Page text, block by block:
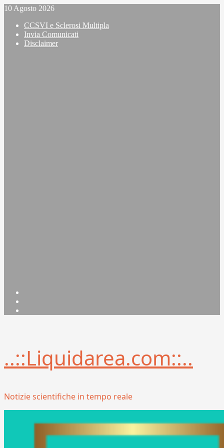
Vai
contenuto
10 Agosto 2026
CCSVI e Sclerosi Multipla
Invia Comunicati
Disclaimer
..::Liquidarea.com::..
Notizie scientifiche in tempo reale